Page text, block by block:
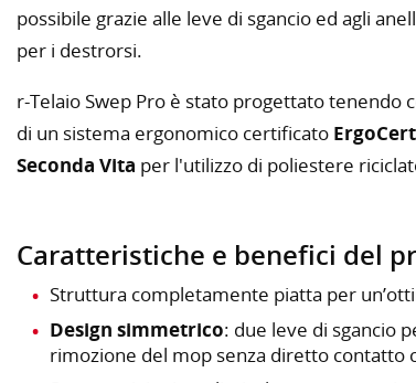
possibile grazie alle leve di sgancio ed agli
per i destrorsi.
r-Telaio Swep Pro è stato progettato tenendo
di un sistema ergonomico certificato ErgoCert
Seconda Vita per l'utilizzo di poliestere
Caratteristiche e benefici del
Struttura completamente piatta per
Design simmetrico: due leve di sgancio
rimozione del mop senza diretto contatto